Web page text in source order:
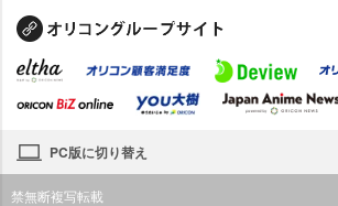
PC版に切り替え
禁無断複写転載